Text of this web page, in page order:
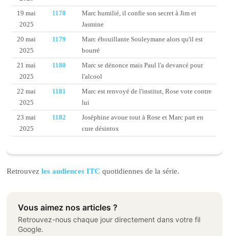
19 mai
2025
1178
Marc humilié, il confie son secret à Jim et
Jasmine
20 mai
2025
1179
Marc ébouillante Souleymane alors qu'il est
bourré
21 mai
2025
1180
Marc se dénonce mais Paul l'a devancé pour
l'alcool
22 mai
2025
1181
Marc est renvoyé de l'institut, Rose vote contre
lui
23 mai
2025
1182
Joséphine avoue tout à Rose et Marc part en
cure désintox
Retrouvezles audiences ITC quotidiennes de la série.
Vous aimez nos articles ?
Retrouvez-nous chaque jour directement dans votre fil
Google.